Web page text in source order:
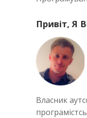
Привіт, Я
Власник